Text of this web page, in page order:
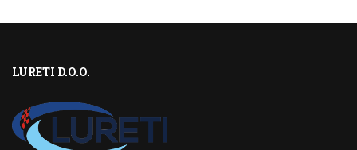
LURETI D.O.O.